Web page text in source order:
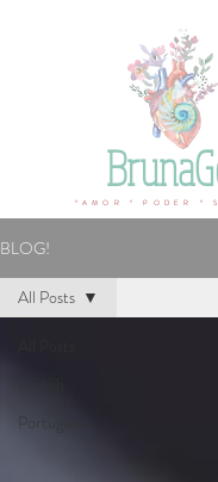
ºAMOR º PODER º
BLOG!
Portuguese
All Posts